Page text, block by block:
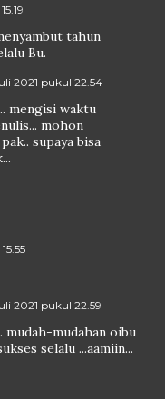
tahun
Bu.
2021 pukul 22.54
mengisi waktu
mohon
supaya bisa
2021 pukul 22.59
mudah-mudahan oibu
selalu ...aamiin...